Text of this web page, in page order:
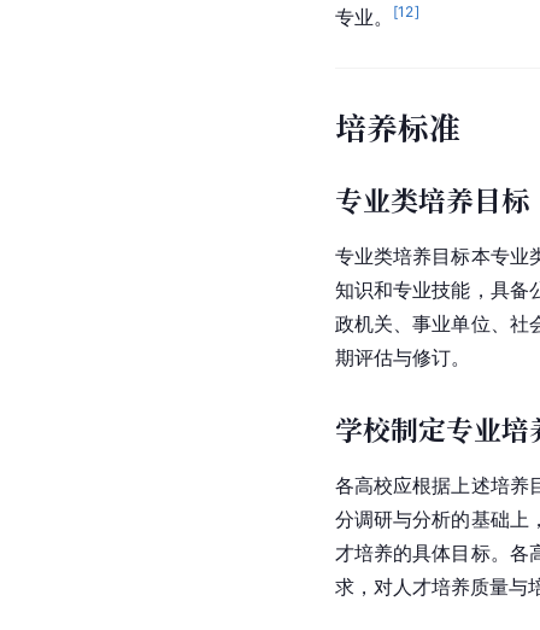
专业。
[12]
培养标准
专业类培养目标
专业类培养目标本专业
知识和专业技能，具备
政机关、事业单位、社
期评估与修订。
学校制定专业
各高校应根据上述培养
分调研与分析的基础上
才培养的具体目标。各
求，对人才培养质量与